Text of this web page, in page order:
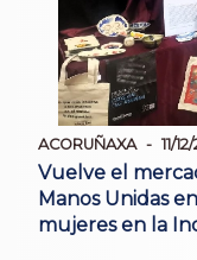
ACORUÑAXA 11/
Vuelve el
Manos Unidas
mujeres en la